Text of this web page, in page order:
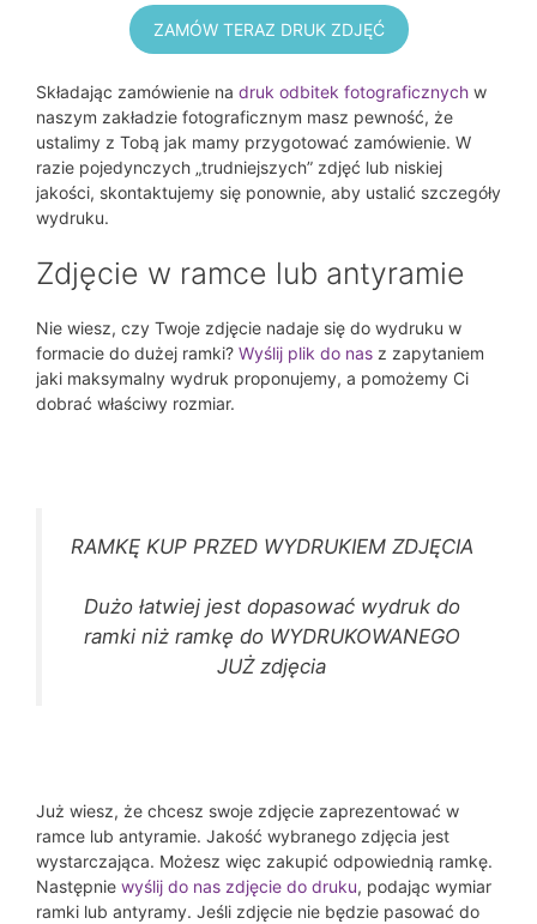
ZAMÓW TERAZ DRUK ZDJĘĆ
Składając zamówienie na druk odbitek fotograficznych w
naszym zakładzie fotograficznym masz pewność, że
ustalimy z Tobą jak mamy przygotować zamówienie. W
razie pojedynczych „trudniejszych” zdjęć lub niskiej
jakości, skontaktujemy się ponownie, aby ustalić szczegóły
wydruku.
Zdjęcie w ramce lub antyramie
Nie wiesz, czy Twoje zdjęcie nadaje się do wydruku w
formacie do dużej ramki? Wyślij plik do nas z zapytaniem
jaki maksymalny wydruk proponujemy, a pomożemy Ci
dobrać właściwy rozmiar.
RAMKĘ KUP PRZED WYDRUKIEM ZDJĘCIA
Dużo łatwiej jest dopasować wydruk do
ramki niż ramkę do WYDRUKOWANEGO
JUŻ zdjęcia
Już wiesz, że chcesz swoje zdjęcie zaprezentować w
ramce lub antyramie. Jakość wybranego zdjęcia jest
wystarczająca. Możesz więc zakupić odpowiednią ramkę.
Następnie wyślij do nas zdjęcie do druku, podając wymiar
ramki lub antyramy. Jeśli zdjęcie nie będzie pasować do